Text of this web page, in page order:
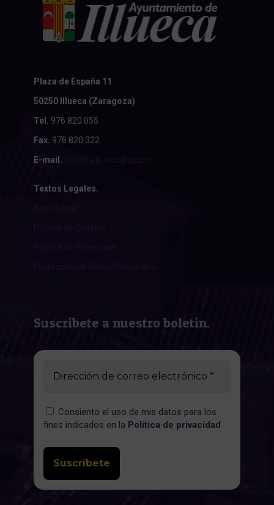
Plaza de España 11
50250 Illueca (Zaragoza)
Tel. 976 820 055
Fax. 976 820 322
E-mail. alcaldia.illueca@dpz.es
Textos Legales.
Aviso Legal
Política de Cookies
Política de Privacidad
Protección de Datos Personales
Suscríbete a nuestro boletín.
Consiento el uso de mis datos para los
fines indicados en la Política de privacidad